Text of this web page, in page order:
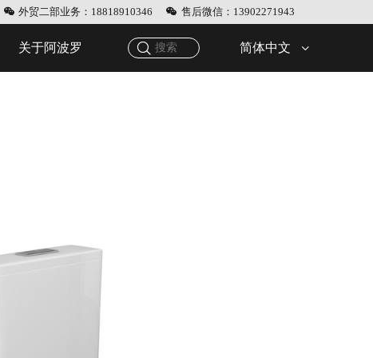
外贸二部业务：18818910346 售后微信：13902271943
关于阿波罗 简体中文